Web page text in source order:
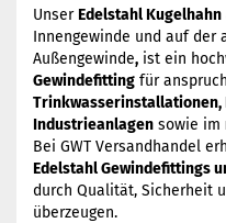
UnserEdelstahl Kugelhahn
Innengewinde und auf der
Außengewinde, ist ein
Gewindefitting für
Trinkwasserinstallationen,
Industrieanlagen sowie im
Bei GWT Versandhandel
Edelstahl Gewindefittings
durch Qualität, Sicherheit
überzeugen.